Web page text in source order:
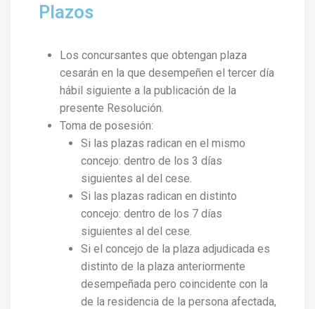
Plazos
Los concursantes que obtengan plaza
cesarán en la que desempeñen el tercer día
hábil siguiente a la publicación de la
presente Resolución.
Toma de posesión:
Si las plazas radican en el mismo
concejo: dentro de los 3 días
siguientes al del cese.
Si las plazas radican en distinto
concejo: dentro de los 7 días
siguientes al del cese.
Si el concejo de la plaza adjudicada es
distinto de la plaza anteriormente
desempeñada pero coincidente con la
de la residencia de la persona afectada,